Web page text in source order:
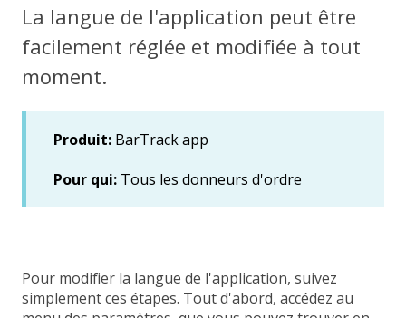
La langue de l'application peut être
facilement réglée et modifiée à tout
moment.
Produit: BarTrack app
Pour qui: Tous les donneurs d'ordre
Pour modifier la langue de l'application, suivez
simplement ces étapes. Tout d'abord, accédez au